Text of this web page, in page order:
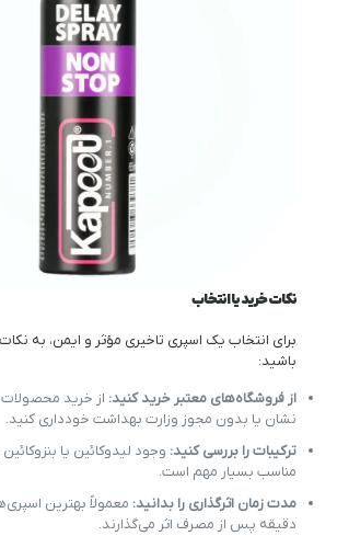
نکات خرید یا انتخاب
برای انتخاب یک اسپری تاخیری مؤثر و ایمن، به
باشید:
از فروشگاه‌های معتبر خرید کنید: از خرید
نشان یا بدون مجوز وزارت بهداشت خودداری کنید.
ترکیبات را بررسی کنید: وجود لیدوکائین یا
مناسب بسیار مهم است.
مدت زمان اثرگذاری را بدانید:
دقیقه پس از مصرف اثر می‌گذارند.